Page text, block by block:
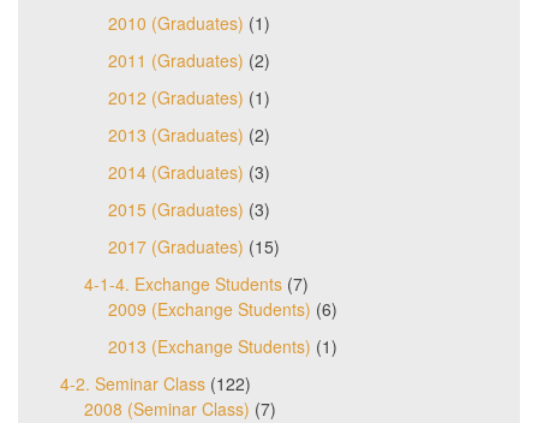
2010 (Graduates) (1)
2011 (Graduates) (2)
2012 (Graduates) (1)
2013 (Graduates) (2)
2014 (Graduates) (3)
2015 (Graduates) (3)
2017 (Graduates) (15)
4-1-4. Exchange Students (7)
2009 (Exchange Students) (6)
2013 (Exchange Students) (1)
4-2. Seminar Class (122)
2008 (Seminar Class) (7)